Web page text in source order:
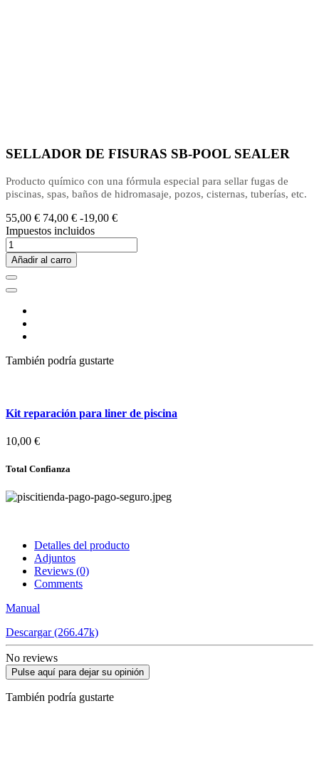
SELLADOR DE FISURAS SB-POOL SEALER
Producto químico con una fórmula especial para sellar fugas de
piscinas, spas, baños de hidromasaje, pozos, cisternas, tuberías, etc.
55,00 € 74,00 € -19,00 €
Impuestos incluidos
Añadir al carro
También podría gustarte
Kit reparación para liner de piscina
10,00 €
Total Confianza
Detalles del producto
Adjuntos
Reviews (0)
Comments
Manual
Descargar (266.47k)
No reviews
Pulse aquí para dejar su opinión
También podría gustarte